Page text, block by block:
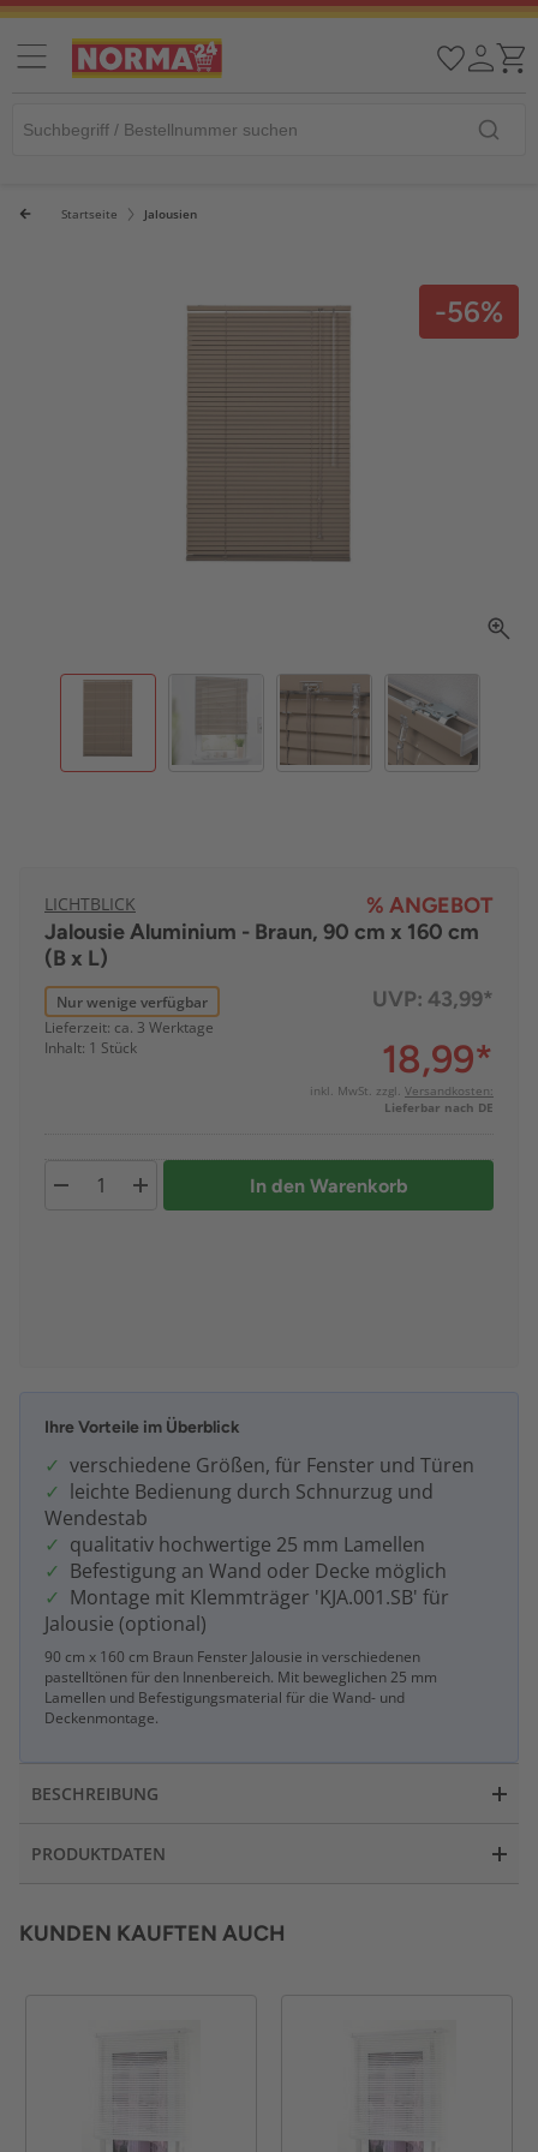
Startseite Jalousien
-56%
LICHTBLICK
% ANGEBOT
Jalousie Aluminium - Braun, 90 cm x 160 cm
(B x L)
Nur wenige verfügbar
Lieferzeit: ca. 3 Werktage
Inhalt: 1 Stück
UVP: 43,99*
18,99*
inkl. MwSt. zzgl. Versandkosten:
Lieferbar nach DE
In den Warenkorb
Ihre Vorteile im Überblick
verschiedene Größen, für Fenster und Türen
leichte Bedienung durch Schnurzug und
Wendestab
qualitativ hochwertige 25 mm Lamellen
Befestigung an Wand oder Decke möglich
Montage mit Klemmträger 'KJA.001.SB' für
Jalousie (optional)
90 cm x 160 cm Braun Fenster Jalousie in verschiedenen
pastelltönen für den Innenbereich. Mit beweglichen 25 mm
Lamellen und Befestigungsmaterial für die Wand- und
Deckenmontage.
BESCHREIBUNG
PRODUKTDATEN
KUNDEN KAUFTEN AUCH